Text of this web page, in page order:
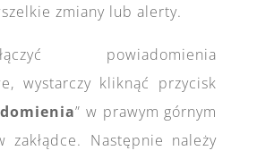
zmiany lub alerty.
powiadomienia
wystarczy kliknąć przycisk
” w prawym górnym
zakłądce. Następnie należy